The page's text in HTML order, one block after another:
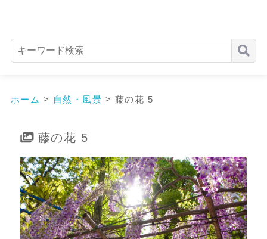
ホーム > 自然・風景 > 藤の花 5
藤の花 5